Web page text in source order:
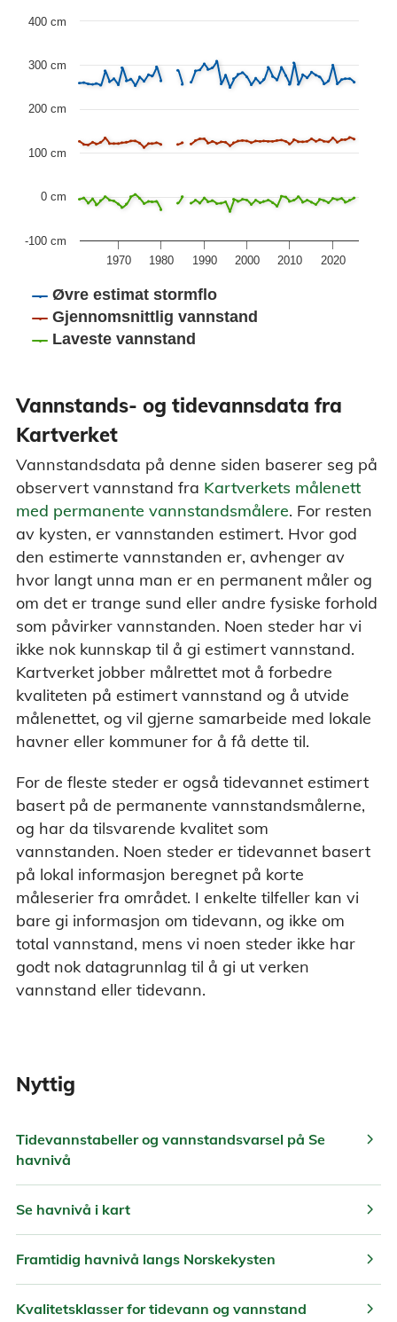
Chart
Line chart with 3 lines.
Dette er en forklaring av Historiske data grafen, med
The chart has 1 X axis displaying Years. Data range: 66
1970 1980 1990 2000 2010 2020
-100 cm
0 cm
100 cm
200 cm
300 cm
400 cm
Øvre estimat stormflo
Gjennomsnittlig vannstand
Laveste vannstand
Vannstands- og tidevannsdata fra
Kartverket
Vannstandsdata på denne siden baserer seg på
observert vannstand fra Kartverkets målenett
med permanente vannstandsmålere. For resten
av kysten, er vannstanden estimert. Hvor god
den estimerte vannstanden er, avhenger av
hvor langt unna man er en permanent måler og
om det er trange sund eller andre fysiske forhold
som påvirker vannstanden. Noen steder har vi
ikke nok kunnskap til å gi estimert vannstand.
Kartverket jobber målrettet mot å forbedre
kvaliteten på estimert vannstand og å utvide
målenettet, og vil gjerne samarbeide med lokale
havner eller kommuner for å få dette til.
For de fleste steder er også tidevannet estimert
basert på de permanente vannstandsmålerne,
og har da tilsvarende kvalitet som
vannstanden. Noen steder er tidevannet basert
på lokal informasjon beregnet på korte
måleserier fra området. I enkelte tilfeller kan vi
bare gi informasjon om tidevann, og ikke om
total vannstand, mens vi noen steder ikke har
godt nok datagrunnlag til å gi ut verken
vannstand eller tidevann.
Nyttig
Tidevannstabeller og vannstandsvarsel på Se
havnivå
chevron_right
Se havnivå i kart chevron_right
Framtidig havnivå langs Norskekysten chevron_right
Kvalitetsklasser for tidevann og vannstand chevron_right